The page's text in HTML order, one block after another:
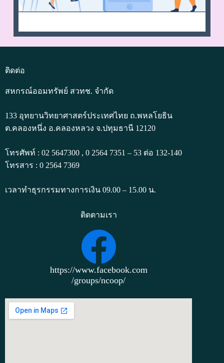
ติดต่อ
สหกรณ์ออมทรัพย์ สวทช. จำกัด
133 อุทยานวิทยาศาสตร์ประเทศไทย ถ.พหลโยธิน
ต.คลองหนึ่ง อ.คลองหลวง จ.ปทุมธานี 12120
โทรศัพท์ : 02 5647300 , 0 2564 7351 – 53 ต่อ 132-140
โทรสาร : 0 2564 7369
เวลาทำธุรกรรมทางการเงิน 09.00 – 15.00 น.
ติดตามเรา
https://www.facebook.com
/groups/ncoop/